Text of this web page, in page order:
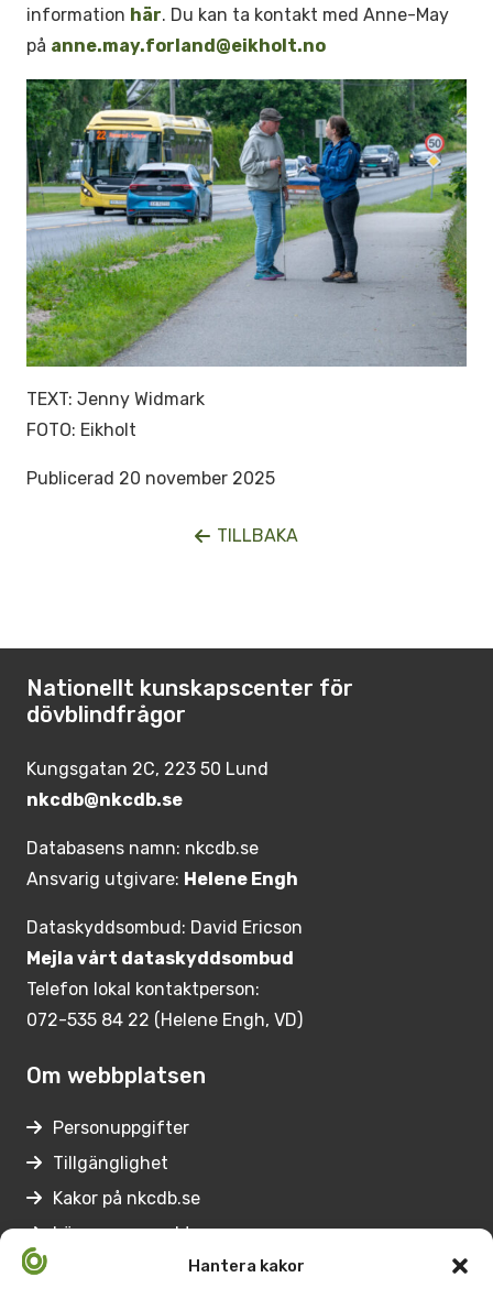
Hantera kakor
information här. Du kan ta kontakt med Anne-May
på anne.may.forland@eikholt.no
TEXT: Jenny Widmark
FOTO: Eikholt
Publicerad 20 november 2025
TILLBAKA
Nationellt kunskapscenter för
dövblindfrågor
Kungsgatan 2C, 223 50 Lund
nkcdb@nkcdb.se
Databasens namn: nkcdb.se
Ansvarig utgivare: Helene Engh
Dataskyddsombud: David Ericson
Mejla vårt dataskyddsombud
Telefon lokal kontaktperson:
072-535 84 22 (Helene Engh, VD)
Om webbplatsen
Personuppgifter
Tillgänglighet
Kakor på nkcdb.se
Lämna synpunkter